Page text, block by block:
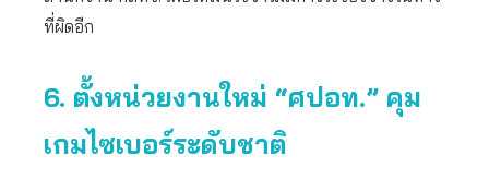
ที่ผิดอีก
6. ตั้งหน่วยงานใหม่ “ศปอท.” คุม
เกมไซเบอร์ระดับชาติ